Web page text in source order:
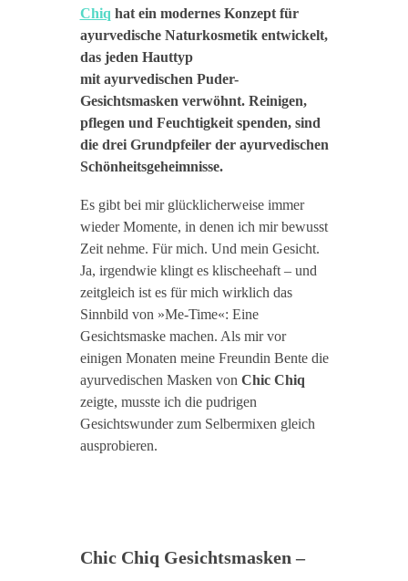
Chiq hat ein modernes Konzept für
ayurvedische Naturkosmetik entwickelt,
das jeden Hauttyp
mit ayurvedischen Puder-
Gesichtsmasken verwöhnt. Reinigen,
pflegen und Feuchtigkeit spenden, sind
die drei Grundpfeiler der ayurvedischen
Schönheitsgeheimnisse.
Es gibt bei mir glücklicherweise immer
wieder Momente, in denen ich mir bewusst
Zeit nehme. Für mich. Und mein Gesicht.
Ja, irgendwie klingt es klischeehaft – und
zeitgleich ist es für mich wirklich das
Sinnbild von »Me-Time«: Eine
Gesichtsmaske machen. Als mir vor
einigen Monaten meine Freundin Bente die
ayurvedischen Masken von Chic Chiq
zeigte, musste ich die pudrigen
Gesichtswunder zum Selbermixen gleich
ausprobieren.
Chic Chiq Gesichtsmasken –